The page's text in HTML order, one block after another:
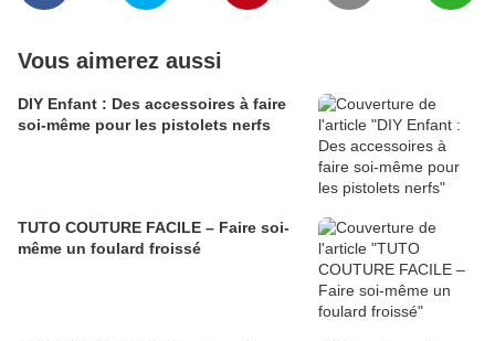
Vous aimerez aussi
DIY Enfant : Des accessoires à faire
soi-même pour les pistolets nerfs
TUTO COUTURE FACILE – Faire soi-
même un foulard froissé